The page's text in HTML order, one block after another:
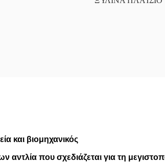
και βιομηχανικός
που σχεδιάζεται για τη